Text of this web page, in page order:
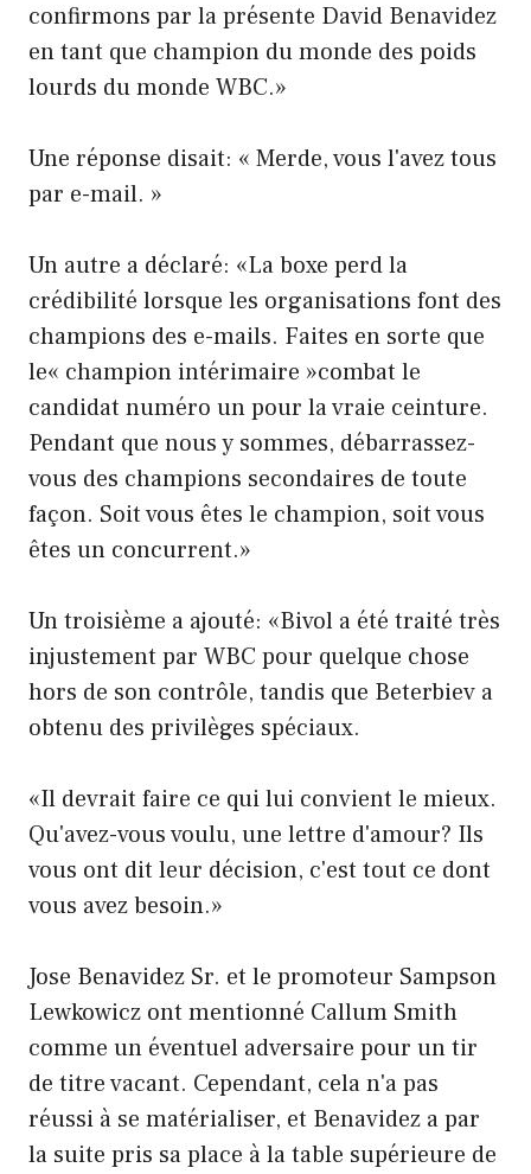
confirmons par la présente David Benavidez
en tant que champion du monde des poids
lourds du monde WBC.»
Une réponse disait: « Merde, vous l'avez tous
par e-mail. »
Un autre a déclaré: «La boxe perd la
crédibilité lorsque les organisations font des
champions des e-mails. Faites en sorte que
le« champion intérimaire »combat le
candidat numéro un pour la vraie ceinture.
Pendant que nous y sommes, débarrassez-
vous des champions secondaires de toute
façon. Soit vous êtes le champion, soit vous
êtes un concurrent.»
Un troisième a ajouté: «Bivol a été traité très
injustement par WBC pour quelque chose
hors de son contrôle, tandis que Beterbiev a
obtenu des privilèges spéciaux.
«Il devrait faire ce qui lui convient le mieux.
Qu'avez-vous voulu, une lettre d'amour? Ils
vous ont dit leur décision, c'est tout ce dont
vous avez besoin.»
Jose Benavidez Sr. et le promoteur Sampson
Lewkowicz ont mentionné Callum Smith
comme un éventuel adversaire pour un tir
de titre vacant. Cependant, cela n'a pas
réussi à se matérialiser, et Benavidez a par
la suite pris sa place à la table supérieure de